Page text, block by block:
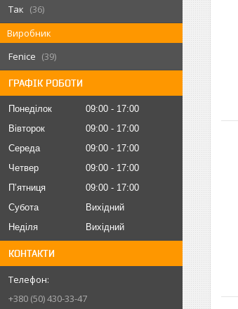
Так
36
Виробник
Fenice
39
ГРАФІК РОБОТИ
Понеділок 09:00
17:00
Вівторок
09:00
17:00
Середа
09:00
17:00
Четвер
09:00
17:00
Пʼятниця
09:00
17:00
Субота
Вихідний
Неділя
Вихідний
КОНТАКТИ
+380 (50) 430-33-47